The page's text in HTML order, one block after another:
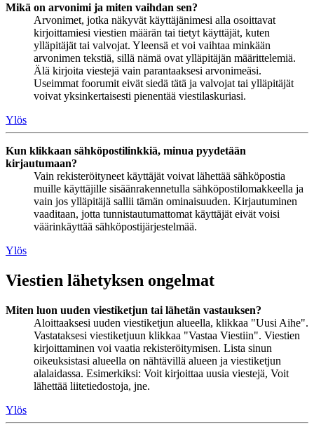
Mikä on arvonimi ja miten vaihdan sen?
Arvonimet, jotka näkyvät käyttäjänimesi alla osoittavat
kirjoittamiesi viestien määrän tai tietyt käyttäjät, kuten
ylläpitäjät tai valvojat. Yleensä et voi vaihtaa minkään
arvonimen tekstiä, sillä nämä ovat ylläpitäjän määrittelemiä.
Älä kirjoita viestejä vain parantaaksesi arvonimeäsi.
Useimmat foorumit eivät siedä tätä ja valvojat tai ylläpitäjät
voivat yksinkertaisesti pienentää viestilaskuriasi.
Ylös
Kun klikkaan sähköpostilinkkiä, minua pyydetään
kirjautumaan?
Vain rekisteröityneet käyttäjät voivat lähettää sähköpostia
muille käyttäjille sisäänrakennetulla sähköpostilomakkeella ja
vain jos ylläpitäjä sallii tämän ominaisuuden. Kirjautuminen
vaaditaan, jotta tunnistautumattomat käyttäjät eivät voisi
väärinkäyttää sähköpostijärjestelmää.
Ylös
Viestien lähetyksen ongelmat
Miten luon uuden viestiketjun tai lähetän vastauksen?
Aloittaaksesi uuden viestiketjun alueella, klikkaa "Uusi Aihe".
Vastataksesi viestiketjuun klikkaa "Vastaa Viestiin". Viestien
kirjoittaminen voi vaatia rekisteröitymisen. Lista sinun
oikeuksistasi alueella on nähtävillä alueen ja viestiketjun
alalaidassa. Esimerkiksi: Voit kirjoittaa uusia viestejä, Voit
lähettää liitetiedostoja, jne.
Ylös